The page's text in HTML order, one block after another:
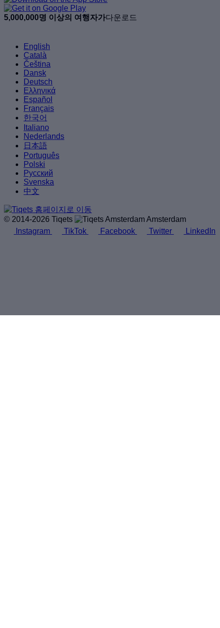
5,000,000명 이상의 여행자가다운로드
English
Català
Čeština
Dansk
Deutsch
Ελληνικά
Español
Français
한국어
Italiano
Nederlands
日本語
Português
Polski
Русский
Svenska
中文
© 2014-2026 Tiqets
Amsterdam
Instagram
TikTok Facebook Twitter LinkedIn